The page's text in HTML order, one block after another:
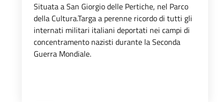
Situata a San Giorgio delle Pertiche, nel Parco
della Cultura.Targa a perenne ricordo di tutti gli
internati militari italiani deportati nei campi di
concentramento nazisti durante la Seconda
Guerra Mondiale.